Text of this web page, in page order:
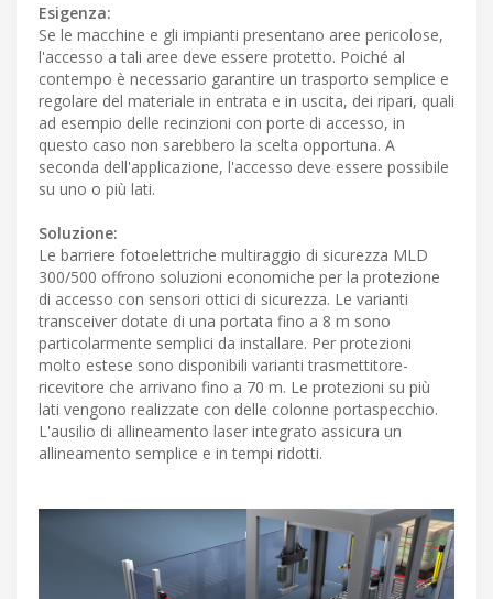
Esigenza:
Se le macchine e gli impianti presentano aree pericolose,
l'accesso a tali aree deve essere protetto. Poiché al
contempo è necessario garantire un trasporto semplice e
regolare del materiale in entrata e in uscita, dei ripari, quali
ad esempio delle recinzioni con porte di accesso, in
questo caso non sarebbero la scelta opportuna. A
seconda dell'applicazione, l'accesso deve essere possibile
su uno o più lati.
Soluzione:
Le barriere fotoelettriche multiraggio di sicurezza MLD
300/500 offrono soluzioni economiche per la protezione
di accesso con sensori ottici di sicurezza. Le varianti
transceiver dotate di una portata fino a 8 m sono
particolarmente semplici da installare. Per protezioni
molto estese sono disponibili varianti trasmettitore-
ricevitore che arrivano fino a 70 m. Le protezioni su più
lati vengono realizzate con delle colonne portaspecchio.
L'ausilio di allineamento laser integrato assicura un
allineamento semplice e in tempi ridotti.